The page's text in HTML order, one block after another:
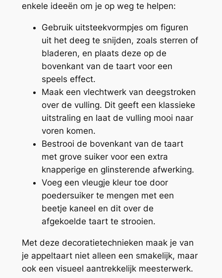
enkele ideeën om je op weg te helpen:
Gebruik uitsteekvormpjes om figuren
uit het deeg te snijden, zoals sterren of
bladeren, en plaats deze op de
bovenkant van de taart voor een
speels effect.
Maak een vlechtwerk van deegstroken
over de vulling. Dit geeft een klassieke
uitstraling en laat de vulling mooi naar
voren komen.
Bestrooi de bovenkant van de taart
met grove suiker voor een extra
knapperige en glinsterende afwerking.
Voeg een vleugje kleur toe door
poedersuiker te mengen met een
beetje kaneel en dit over de
afgekoelde taart te strooien.
Met deze decoratietechnieken maak je van
je appeltaart niet alleen een smakelijk, maar
ook een visueel aantrekkelijk meesterwerk.